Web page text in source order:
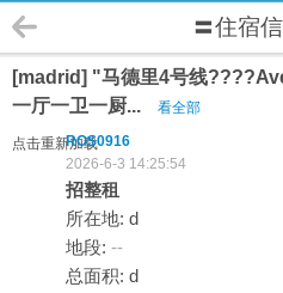
〓住宿
[madrid] "马德里4号线
一厅一卫一厨...
看全部
点击重新加载ROS0916
2026-6-3 14:25:54
招整租
所在地: d
地段: --
总面积: d